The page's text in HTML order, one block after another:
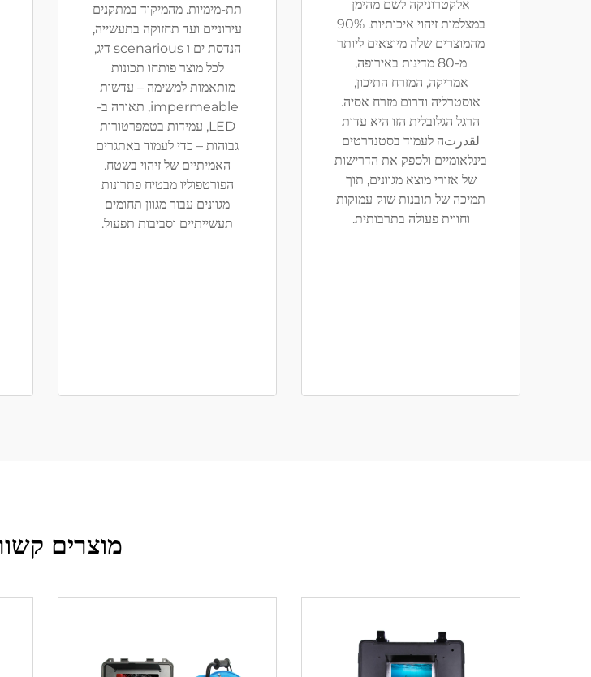
אלקטרוניקה לשם מהימן
במצלמות זיהוי איכותיות. 90%
מהמוצרים שלה מיוצאים ליותר
מ-80 מדינות באירופה,
אמריקה, המזרח התיכון,
אוסטרליה ודרום מזרח אסיה.
הרגל הגלובלית הזו היא עדות
لقدرتה לעמוד בסטנדרטים
בינלאומיים ולספק את הדרישות
של אזורי מוצא מגוונים, תוך
תמיכה של תובנות שוק עמוקות
וחווית פעולה בתרבותית.
תת-מימיות. מהמיקוד במתקנים
עירוניים ועד תחזוקה בתעשייה,
הנדסת ים ו scenarious דיג,
לכל מוצר פותחו תכונות
מותאמות למשימה – עדשות
impermeable, תאורה ב-
LED, עמידות בטמפרטורות
גבוהות – כדי לעמוד באתגרים
האמיתיים של זיהוי בשטח.
הפורטפוליו מבטיח פתרונות
מגוונים עבור מגוון תחומים
תעשייתיים וסביבות תפעול.
מוצרים